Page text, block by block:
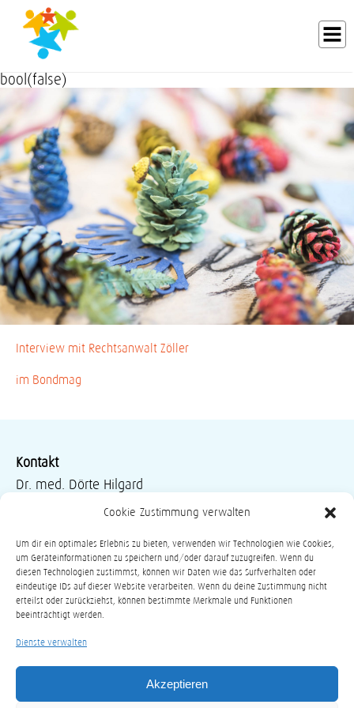
Cookie-Zustimmung verwalten
Um dir ein optimales Erlebnis zu bieten, verwenden wir Technologien wie Cookies,
um Geräteinformationen zu speichern und/oder darauf zuzugreifen. Wenn du
diesen Technologien zustimmst, können wir Daten wie das Surfverhalten oder
eindeutige IDs auf dieser Website verarbeiten. Wenn du deine Zustimmung nicht
erteilst oder zurückziehst, können bestimmte Merkmale und Funktionen
beeinträchtigt werden.
Dienste verwalten
Akzeptieren
AKTUELLES/VERANSTALTUNGEN
ALTERSGRUPPEN UNSER TEAM TERMINE/REZEPTE
STELLENANGEBOTE, FAMULATUREN UND WEITERBILDUNG LINKS / KOOPERATIONEN
DIABETES-ELTERNSCHULUNG
bool(false)
Interview mit Rechtsanwalt Zöller
im Bondmag
Kontakt
Dr. med. Dörte Hilgard
Kinder- und Jugendärztin
Psychosomatische Grundversorgung
Anthroposophische Medizin
Bahnhofstr. 54, 58452 Witten
Tel.:02302-56030
Fax: 02302-276648
info@kiju-hilgard.de